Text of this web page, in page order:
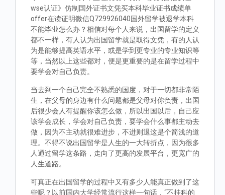
wse认证》仿制国外证书文凭买本科毕业证书成绩单
offer在读证明微信Q729926040国外留学被退学本科
不能毕业怎么办？相信对每个人来说，出国留学的定义
都不一样，有人认为出国留学就是取得文凭，有的人认
为是能够提高英语水平，或是学到更专业的专业知识等
等，当然以上这些都对，便是更重要的是在留学过程中
要学会对自己负责。
当去到一个自己完全不熟悉的国度，对于一切都非常陌
生，在父母的身边有什么问题都是父母对你负责，出国
后很少会人有提醒你该怎么做，所以出国以后，自己应
该学会成长，学会对自己负责，要学会什么事都主动去
做，因为不主动就很难进步，不进则退这是个简浅的道
理。不得不说出国留学是人生的一大转折点，因为很多
人通过留学这条路，走向了更高的发展平台，更宽广的
人生道路。
可真正在出国留学的过程中又有多少人能真正做到了这
些呢？以前国内大学经常流行这样一句话，“不挂科的